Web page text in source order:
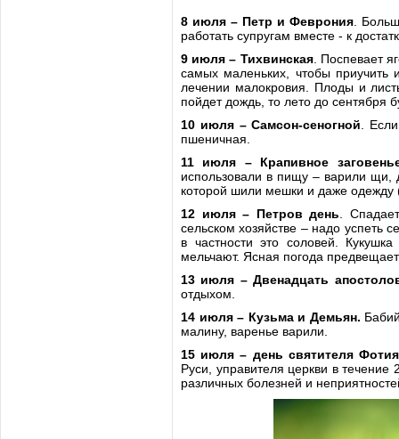
8 июля – Петр и Феврония.
работать супругам вместе - к
9 июля – Тихвинская. Поспевает
самых маленьких, чтобы приучить
лечении малокровия. Плоды и
пойдет дождь, то лето до сентября
10 июля – Самсон-сеногной .
пшеничная.
11 июля – Крапивное
использовали в пищу – варили щи,
которой шили мешки и даже одежду
12 июля – Петров день .
сельском хозяйстве – надо успеть
в частности это соловей.
мельчают. Ясная погода
13 июля – Двенадцать
отдыхом.
14 июля – Кузьма и Демьян.
малину, варенье варили.
15 июля – день святителя
Руси, управителя церкви в
различных болезней и